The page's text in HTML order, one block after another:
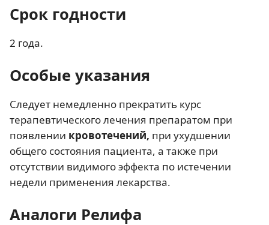
Срок годности
2 года.
Особые указания
Следует немедленно прекратить курс
терапевтического лечения препаратом при
появлении кровотечений, при ухудшении
общего состояния пациента, а также при
отсутствии видимого эффекта по истечении
недели применения лекарства.
Аналоги Релифа